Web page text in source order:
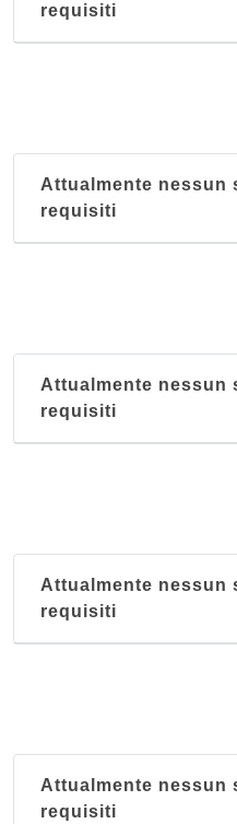
requisiti
Attualmente nessun
requisiti
Attualmente nessun
requisiti
Attualmente nessun
requisiti
Attualmente nessun
requisiti